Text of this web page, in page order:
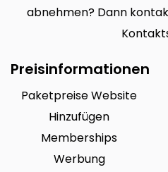
abnehmen? Dann
Preisinformationen
Paketpreise Website
Hinzufügen
Memberships
Werbung